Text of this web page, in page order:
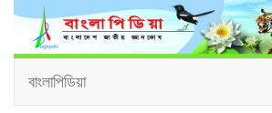
বাংলাপিডিয়া